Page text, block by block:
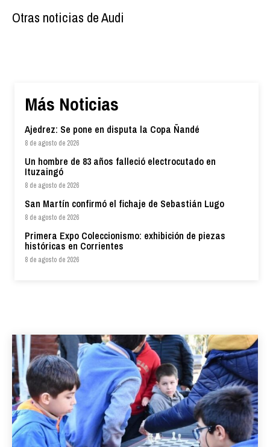
Otras noticias de Audi
Más Noticias
Ajedrez: Se pone en disputa la Copa Ñandé
8 de agosto de 2026
Un hombre de 83 años falleció electrocutado en
Ituzaingó
8 de agosto de 2026
San Martín confirmó el fichaje de Sebastián Lugo
8 de agosto de 2026
Primera Expo Coleccionismo: exhibición de piezas
históricas en Corrientes
8 de agosto de 2026